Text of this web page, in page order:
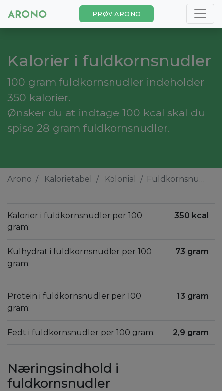
PRØV ARONO
Kalorier i fuldkornsnudler
100 gram fuldkornsnudler indeholder
350 kalorier.
Ønsker du at indtage 100 kcal skal du
spise 28 gram fuldkornsnudler.
Arono Kalorietabel Kolonial Fuldkornsnudler
Kalorier i fuldkornsnudler per 100
gram:
350 kcal
Kulhydrat i fuldkornsnudler per 100
gram:
73 gram
Protein i fuldkornsnudler per 100
gram:
13 gram
Fedt i fuldkornsnudler per 100 gram: 2,9 gram
Næringsindhold i
fuldkornsnudler